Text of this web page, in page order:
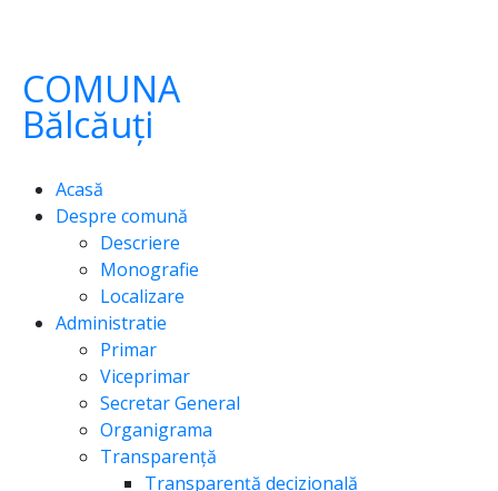
COMUNA
Bălcăuți
Acasă
Despre comună
Descriere
Monografie
Localizare
Administratie
Primar
Viceprimar
Secretar General
Organigrama
Transparență
Transparență decizională